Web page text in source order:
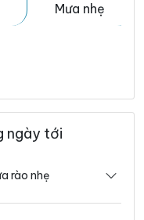
Mưa nhẹ
ngày tới
rào nhẹ